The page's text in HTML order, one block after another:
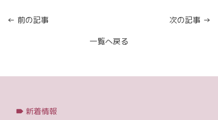
← 前の記事
次の記事 →
一覧へ戻る
新着情報